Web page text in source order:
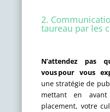
2.
taureau par les
N’attendez pas
vous pour vous
une stratégie de
mettant en
placement, votre